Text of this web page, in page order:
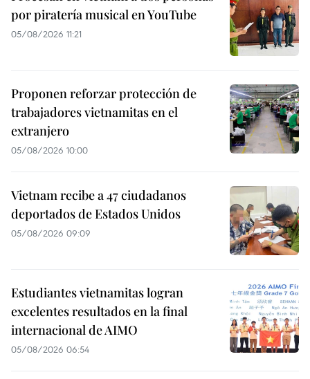
por piratería musical en YouTube
05/08/2026 11:21
Proponen reforzar protección de
trabajadores vietnamitas en el
extranjero
05/08/2026 10:00
Vietnam recibe a 47 ciudadanos
deportados de Estados Unidos
05/08/2026 09:09
Estudiantes vietnamitas logran
excelentes resultados en la final
internacional de AIMO
05/08/2026 06:54